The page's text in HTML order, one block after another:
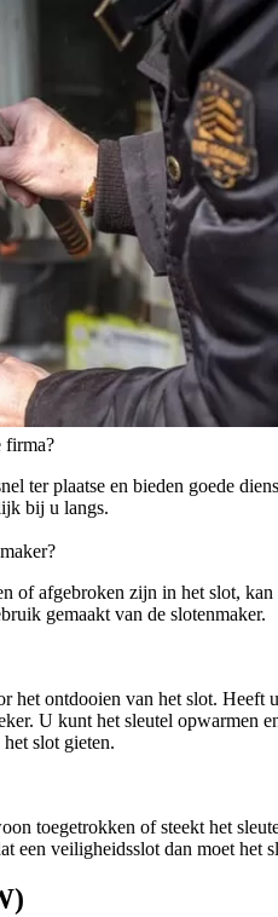
firma?
ter plaatse en bieden goede
bij u langs.
of afgebroken zijn in het slot,
gemaakt van de slotenmaker.
ontdooien van het slot.
U kunt het sleutel opwarmen
slot gieten.
toegetrokken of steekt het
een veiligheidsslot dan moet